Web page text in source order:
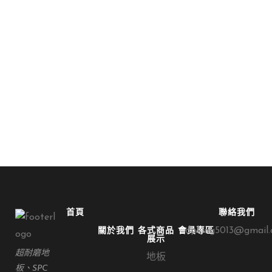
超耐磨地
板、SPC
首頁
關於我們
各式商品
展示
地板
會員專區
聯絡我們